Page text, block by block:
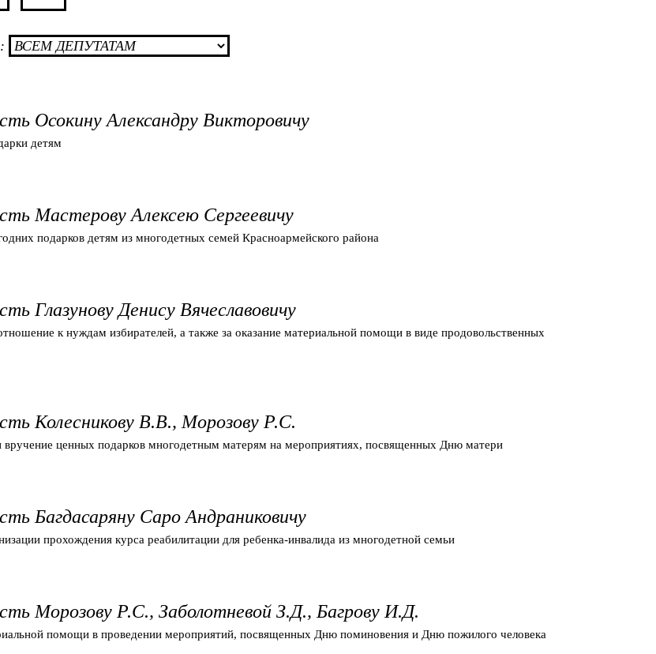
Осокину Александру Викторовичу
детям
Мастерову Алексею Сергеевичу
подарков детям из многодетных семей Красноармейского района
Глазунову Денису Вячеславовичу
к нуждам избирателей, а также за оказание материальной помощи в виде продовольственных
Колесникову В.В., Морозову Р.С.
вручение ценных подарков многодетным матерям на мероприятиях, посвященных Дню матери
Багдасаряну Саро Андраниковичу
прохождения курса реабилитации для ребенка-инвалида из многодетной семьи
Морозову Р.С., Заболотневой З.Д., Багрову И.Д.
помощи в проведении мероприятий, посвященных Дню поминовения и Дню пожилого человека